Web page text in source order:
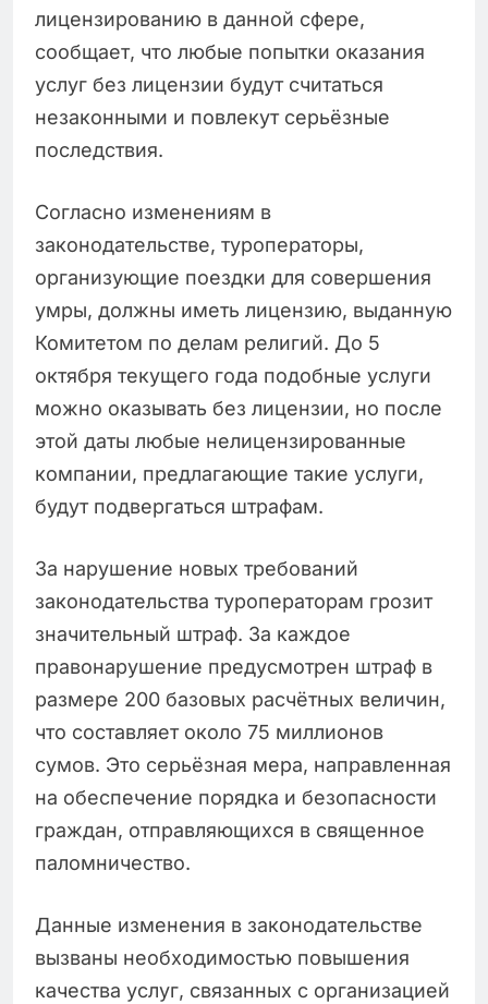
лицензированию в данной сфере,
сообщает, что любые попытки оказания
услуг без лицензии будут считаться
незаконными и повлекут серьёзные
последствия.
Согласно изменениям в
законодательстве, туроператоры,
организующие поездки для совершения
умры, должны иметь лицензию, выданную
Комитетом по делам религий. До 5
октября текущего года подобные услуги
можно оказывать без лицензии, но после
этой даты любые нелицензированные
компании, предлагающие такие услуги,
будут подвергаться штрафам.
За нарушение новых требований
законодательства туроператорам грозит
значительный штраф. За каждое
правонарушение предусмотрен штраф в
размере 200 базовых расчётных величин,
что составляет около 75 миллионов
сумов. Это серьёзная мера, направленная
на обеспечение порядка и безопасности
граждан, отправляющихся в священное
паломничество.
Данные изменения в законодательстве
вызваны необходимостью повышения
качества услуг, связанных с организацией